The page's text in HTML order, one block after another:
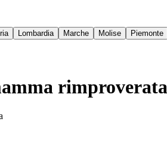
Lombardia Marche Molise Piemonte